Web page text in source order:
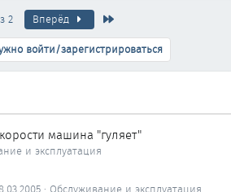
2 Вперёд
войти/зарегистрироваться
машина "гуляет"
и эксплуатация